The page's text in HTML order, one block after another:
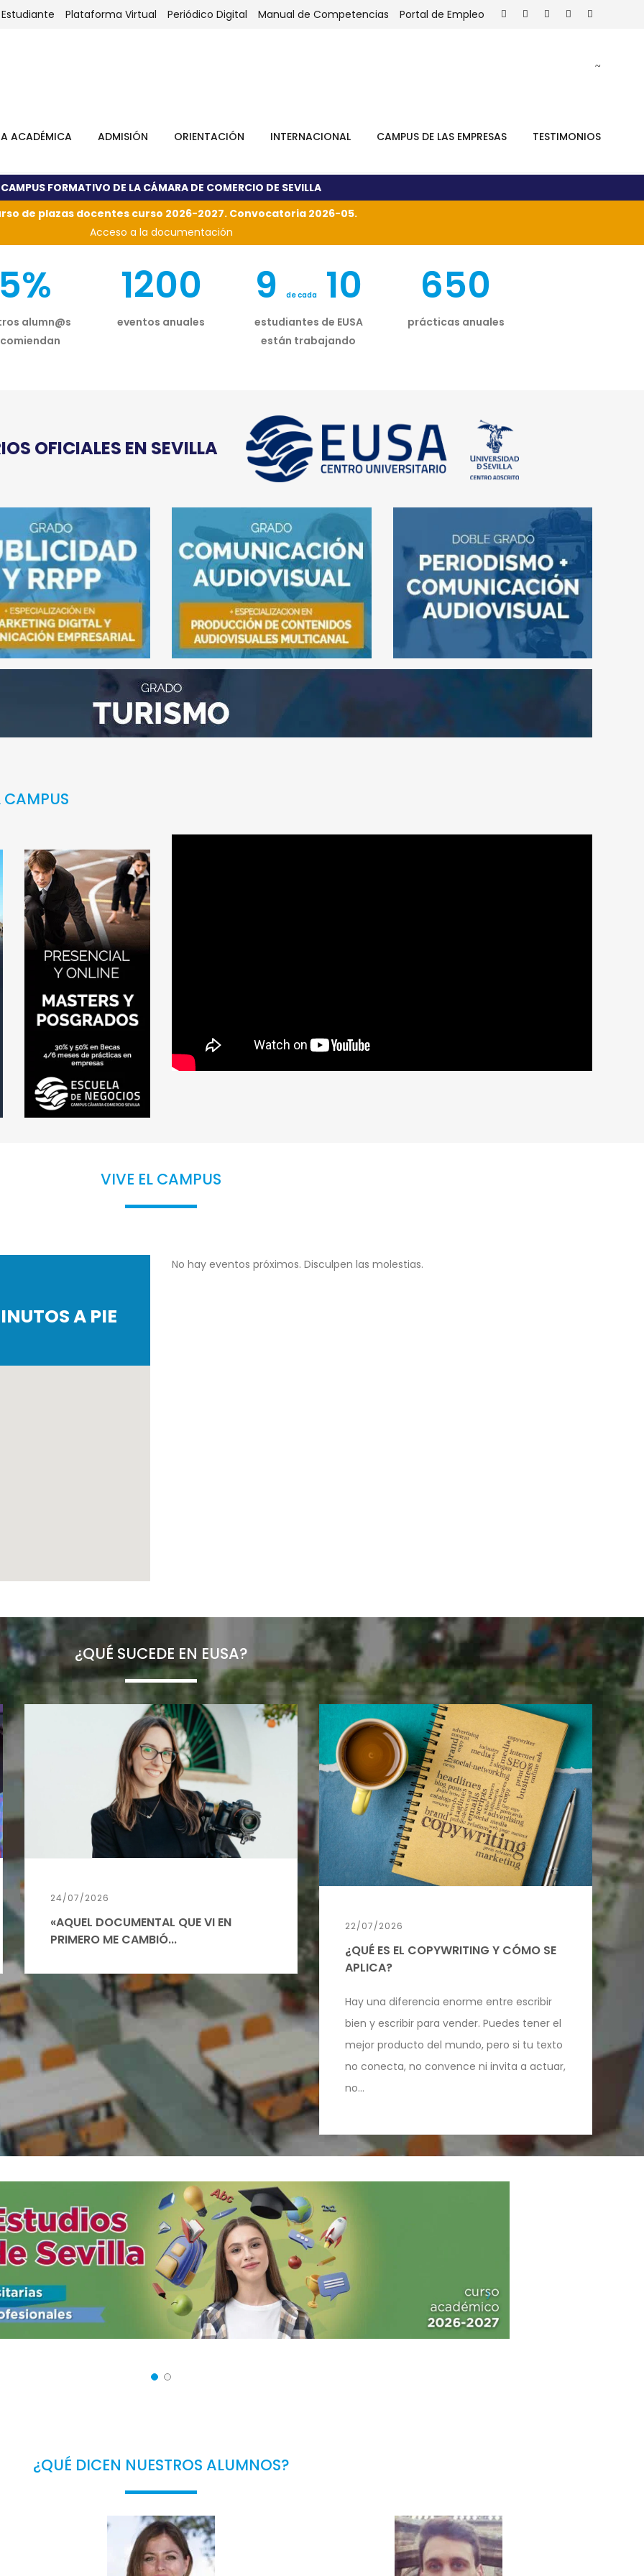
Plataforma Virtual Periódico Digital Manual de Competencias Portal de Empleo
ACADÉMICA ADMISIÓN ORIENTACIÓN INTERNACIONAL CAMPUS DE LAS EMPRESAS TESTIMONIOS
CAMPUS FORMATIVO DE LA CÁMARA DE COMERCIO DE SEVILLA
de plazas docentes curso 2026-2027. Convocatoria 2026-05.
Acceso a la documentación
alumn@s
1200
eventos anuales
9 de cada10
estudiantes de EUSA
están trabajando
650
prácticas anuales
OFICIALES EN SEVILLA
CAMPUS
VIVE EL CAMPUS
A PIE
No hay eventos próximos. Disculpen las molestias.
¿QUÉ SUCEDE EN EUSA?
24/07/2026
«AQUEL DOCUMENTAL QUE VI EN
PRIMERO ME CAMBIÓ...
22/07/2026
¿QUÉ ES EL COPYWRITING Y CÓMO SE
APLICA?
Hay una diferencia enorme entre escribir
bien y escribir para vender. Puedes tener el
mejor producto del mundo, pero si tu texto
no conecta, no convence ni invita a actuar,
no...
¿QUÉ DICEN NUESTROS ALUMNOS?